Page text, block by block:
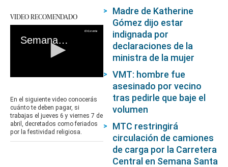
VIDEO RECOMENDADO
Semana Santa: ¿cuánto me pagarán si trabajo Jueves Santo y Viernes Santo?
of
0
seconds
En el siguiente video conocerás
cuánto te deben pagar, si
trabajas el jueves 6 y viernes 7 de
abril, decretados como feriados
por la festividad religiosa.
Madre de Katherine
Gómez dijo estar
indignada por
declaraciones de la
ministra de la mujer
VMT: hombre fue
asesinado por vecino
tras pedirle que baje el
volumen
MTC restringirá
circulación de camiones
de carga por la Carretera
Central en Semana Santa